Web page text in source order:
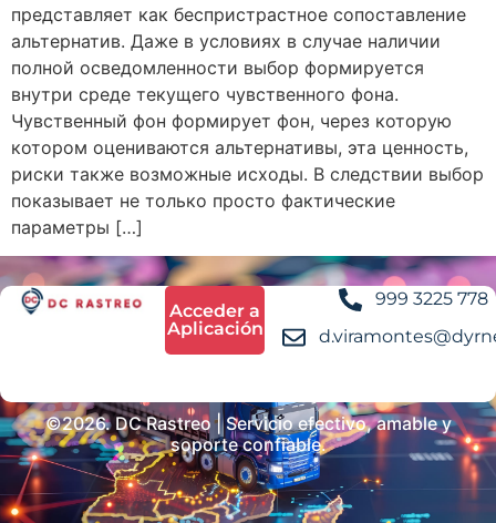
представляет как беспристрастное сопоставление
альтернатив. Даже в условиях в случае наличии
полной осведомленности выбор формируется
внутри среде текущего чувственного фона.
Чувственный фон формирует фон, через которую
котором оцениваются альтернативы, эта ценность,
риски также возможные исходы. В следствии выбор
показывает не только просто фактические
параметры […]
Acceder a
Aplicación
999 3225 778
©2026. DC Rastreo | Servicio efectivo, amable y
soporte confiable.